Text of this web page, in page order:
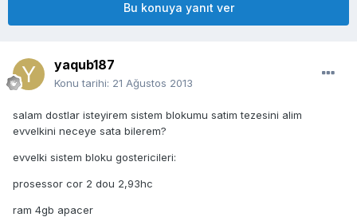
Bu konuya yanıt ver
yaqub187
Konu tarihi: 21 Ağustos 2013
salam dostlar isteyirem sistem blokumu satim tezesini alim
evvelkini neceye sata bilerem?
evvelki sistem bloku gostericileri:
prosessor cor 2 dou 2,93hc
ram 4gb apacer